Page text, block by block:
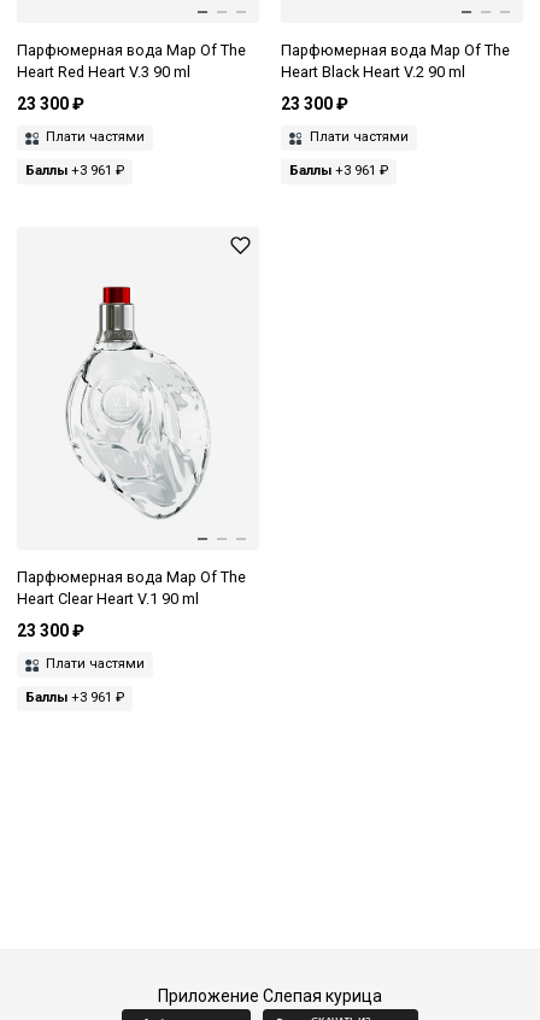
Парфюмерная вода Map Of The
Heart Red Heart V.3 90 ml
23 300 ₽
Плати частями
Баллы +3 961 ₽
Парфюмерная вода Map Of The
Heart Black Heart V.2 90 ml
23 300 ₽
Плати частями
Баллы+3 961 ₽
Парфюмерная вода Map Of The
Heart Clear Heart V.1 90 ml
23 300 ₽
Плати частями
Баллы +3 961 ₽
Приложение Слепая курица